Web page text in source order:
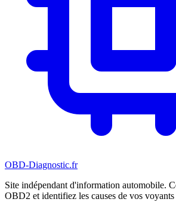
OBD-Diagnostic.fr
Site indépendant d'information automobile.
OBD2 et identifiez les causes de vos voyants